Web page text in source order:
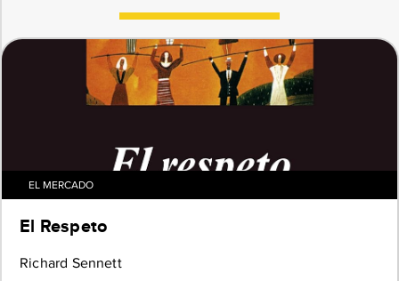
EL MERCADO
El Respeto
Richard Sennett